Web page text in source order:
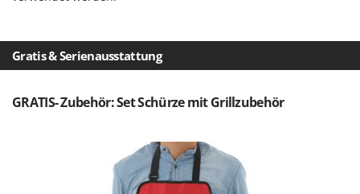
Tragbare Powerstationen
Traktor-Heckenscheren mit Ausleger
U
Umfüllpumpen
Vakuumiergeräte
J JOLLY ITALIA
KAAZ
Gratis & Serienausstattung
GRATIS- Zubehör: Set Schürze mit Grillzubehör